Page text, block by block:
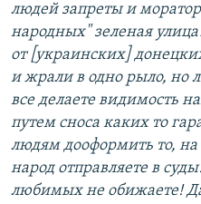
людей запреты и
народных" зеленая
от [украинских]
и жрали в одно рыло, но
все делаете видимость
путем сноса каких то
людям дооформить то,
народ отправляете в
любимых не обижаете!